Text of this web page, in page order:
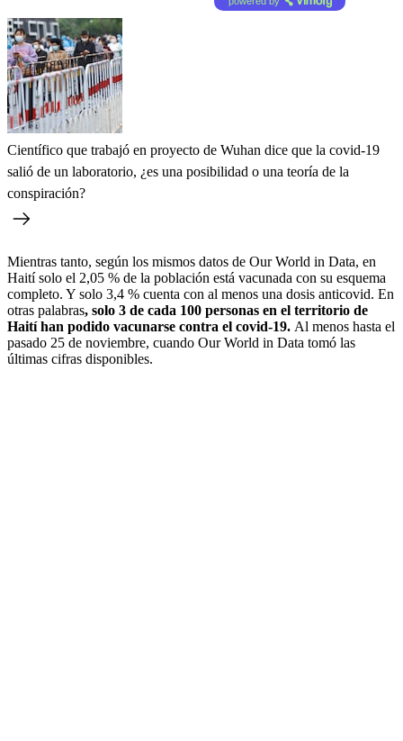
Científico que trabajó en proyecto de Wuhan dice que la covid-19
salió de un laboratorio, ¿es una posibilidad o una teoría de la
conspiración?
Mientras tanto, según los mismos datos de Our World in Data, en
Haití solo el 2,05 % de la población está vacunada con su esquema
completo. Y solo 3,4 % cuenta con al menos una dosis anticovid. En
otras palabras, solo 3 de cada 100 personas en el territorio de
Haití han podido vacunarse contra el covid-19. Al menos hasta el
pasado 25 de noviembre, cuando Our World in Data tomó las
últimas cifras disponibles.